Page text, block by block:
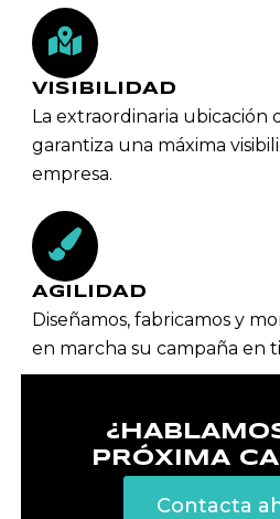
VISIBILIDAD
La extraordinaria ubicación
garantiza una máxima
empresa.
AGILIDAD
Diseñamos, fabricamos y
en marcha su campaña en
PRÓXIMA
Contacta